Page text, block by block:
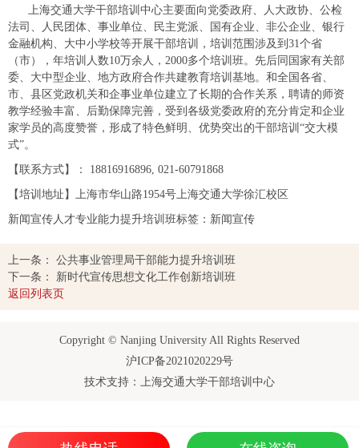
上海交通大学干部培训中心主要面向党委政府、人大政协、公检
法司、人民团体、事业单位、民主党派、国有企业、非公企业、银行
金融机构、大中小学校等开展干部培训，培训范围涉及到31个省
（市），年培训人数10万余人，2000多个培训班。先后同国家有关部
委、大中型企业、地方政府合作共建教育培训基地。和全国各省、
市、县区党政机关和企事业单位建立了长期的合作关系，聘请的师资
教学经验丰富、后勤保障完善，受到各级党委政府的充分肯定和企业
家学员的高度赞誉，形成了特色鲜明、优势突出的干部培训“交大模
式”。
【联系方式】： 18816916896, 021-60791868
【培训地址】上海市华山路1954号上海交通大学徐汇校区
新闻宣传人才专业能力提升培训班标签：新闻宣传
上一条：
公共事业管理局干部能力提升培训班
下一条：
新时代宣传思想文化工作创新培训班
返回列表页
Copyright © Nanjing University All Rights Reserved
沪ICP备2021020229号
技术支持：上海交通大学干部培训中心